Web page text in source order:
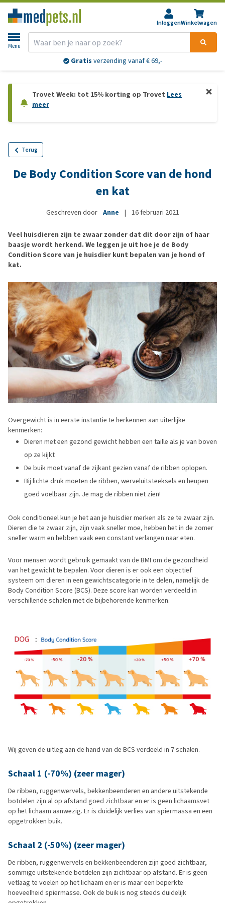
InloggenWinkelwagen
Menu
Gratis verzending vanaf € 69,-
Trovet Week: tot 15% korting op Trovet Lees
meer
Terug
De Body Condition Score van de hond
en kat
Geschreven door Anne | 16 februari 2021
Veel huisdieren zijn te zwaar zonder dat dit door zijn of haar
baasje wordt herkend. We leggen je uit hoe je de Body
Condition Score van je huisdier kunt bepalen van je hond of
kat.
Overgewicht is in eerste instantie te herkennen aan uiterlijke
kenmerken:
Dieren met een gezond gewicht hebben een taille als je van boven
op ze kijkt
De buik moet vanaf de zijkant gezien vanaf de ribben oplopen.
Bij lichte druk moeten de ribben, werveluitsteeksels en heupen
goed voelbaar zijn. Je mag de ribben niet zien!
Ook conditioneel kun je het aan je huisdier merken als ze te zwaar zijn.
Dieren die te zwaar zijn, zijn vaak sneller moe, hebben het in de zomer
sneller warm en hebben vaak een constant verlangen naar eten.
Voor mensen wordt gebruik gemaakt van de BMI om de gezondheid
van het gewicht te bepalen. Voor dieren is er ook een objectief
systeem om dieren in een gewichtscategorie in te delen, namelijk de
Body Condition Score (BCS). Deze score kan worden verdeeld in
verschillende schalen met de bijbehorende kenmerken.
Wij geven de uitleg aan de hand van de BCS verdeeld in 7 schalen.
Schaal 1 (-70%) (zeer mager)
De ribben, ruggenwervels, bekkenbeenderen en andere uitstekende
botdelen zijn al op afstand goed zichtbaar en er is geen lichaamsvet
op het lichaam aanwezig. Er is duidelijk verlies van spiermassa en een
opgetrokken buik.
Schaal 2 (-50%) (zeer mager)
De ribben, ruggenwervels en bekkenbeenderen zijn goed zichtbaar,
sommige uitstekende botdelen zijn zichtbaar op afstand. Er is geen
vetlaag te voelen op het lichaam en er is maar een beperkte
hoeveelheid spiermasse. Ook de buik is nog steeds duidelijk